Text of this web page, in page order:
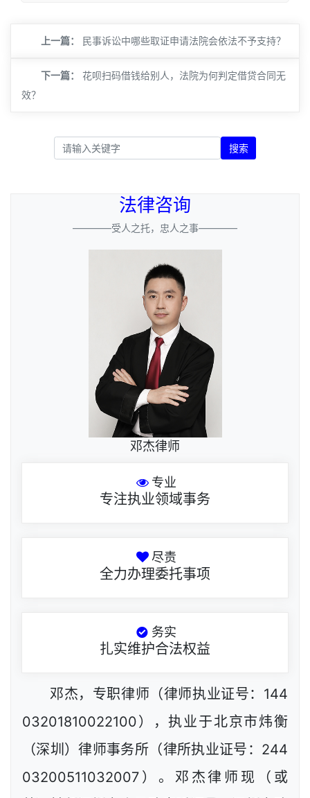
上一篇： 民事诉讼中哪些取证申请法院会依法不予支持？
下一篇：
花呗扫码借钱给别人，法院为何判定借贷合同无
效？
搜索
法律咨询
————受人之托，忠人之事————
邓杰律师
专业
专注执业领域事务
尽责
全力办理委托事项
务实
扎实维护合法权益
邓杰，专职律师（律师执业证号：144
03201810022100），执业于北京市炜衡
（深圳）律师事务所（律所执业证号：244
03200511032007）。邓杰律师现（或